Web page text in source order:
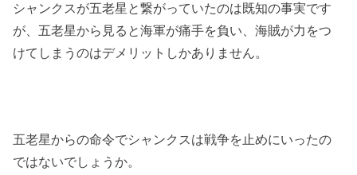
シャンクスが五老星と繋がっていたのは既知の事実です
が、五老星から見ると海軍が痛手を負い、海賊が力をつ
けてしまうのはデメリットしかありません。
五老星からの命令でシャンクスは戦争を止めにいったの
ではないでしょうか。